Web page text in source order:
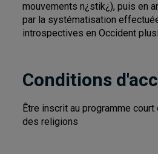
mouvements n¿stik¿), puis en
par la systématisation
introspectives en Occident
Conditions
Être inscrit au programme
des religions